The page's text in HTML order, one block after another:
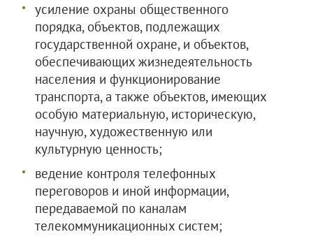
усиление охраны общественного
порядка, объектов, подлежащих
государственной охране, и объектов,
обеспечивающих жизнедеятельность
населения и функционирование
транспорта, а также объектов, имеющих
особую материальную, историческую,
научную, художественную или
культурную ценность;
ведение контроля телефонных
переговоров и иной информации,
передаваемой по каналам
телекоммуникационных систем;